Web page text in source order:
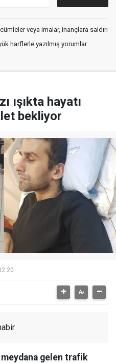
veya imalar, inançlara saldırı
harflerle yazılmış yorumlar
ışıkta hayatı
bekliyor
meydana gelen trafik